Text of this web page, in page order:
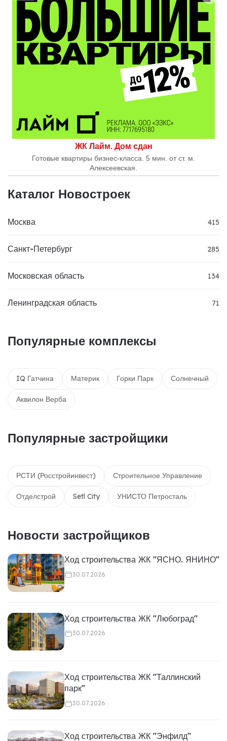
ЖК Лайм. Дом сдан
Готовые квартиры бизнес-класса. 5 мин. от ст. м.
Алексеевская.
Каталог Новостроек
Москва 415
Санкт-Петербург 285
Московская область 134
Ленинградская область 71
Популярные комплексы
IQ Гатчина Материк Горки Парк Солнечный
Аквилон Верба
Популярные застройщики
РСТИ (Росстройинвест) Строительное Управление
Отделстрой Setl City УНИСТО Петросталь
Новости застройщиков
Ход строительства ЖК "ЯСНО. ЯНИНО"
30.07.2026
Ход строительства ЖК "Любоград"
30.07.2026
Ход строительства ЖК "Таллинский
парк"
30.07.2026
Ход строительства ЖК "Энфилд"